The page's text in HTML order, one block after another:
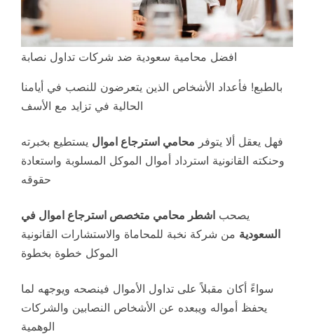
افضل محامية سعودية ضد شركات تداول نصابة
بالطبع! فأعداد الأشخاص الذين يتعرضون للنصب في أيامنا
الحالية في تزايد مع الأسف
فهل يعقل ألا يتوفر محامي استرجاع اموال يستطيع بخبرته
وحنكته القانونية استرداد أموال الموكل المسلوبة واستعادة
حقوقه
يصحب اشطر محامي متخصص استرجاع اموال في
السعودية من شركة نخبة للمحاماة والاستشارات القانونية
الموكل خطوة بخطوة
سواءً أكان مقبلاً على تداول الأموال فينصحه ويوجهه لما
يحفظ أمواله ويبعده عن الأشخاص النصابين والشركات
الوهمية